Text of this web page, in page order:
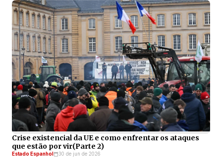
Crise existencial da UE e como enfrentar os ataques
que estão por vir(Parte 2)
Estado Espanhol 30 de jun de 2026